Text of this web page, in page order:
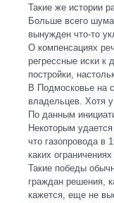
Такие же истории
Больше всего
вынужден что-то
О компенсациях
регрессные иски к
постройки,
В Подмосковье на
владельцев. Хотя
По данным
Некоторым
что газопровода в
каких
Такие победы
граждан решения,
кажется, еще не